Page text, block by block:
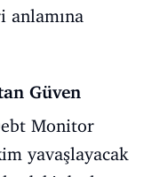
anlamına
Güven
Monitor
yavaşlayacak